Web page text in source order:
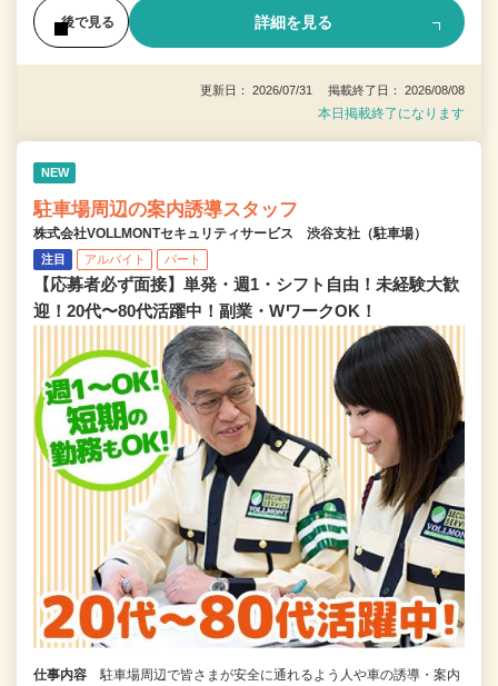
後で見る 詳細を見る
更新日： 2026/07/31 掲載終了日： 2026/08/08
本日掲載終了になります
NEW
駐車場周辺の案内誘導スタッフ
株式会社VOLLMONTセキュリティサービス 渋谷支社（駐車場）
注目 アルバイト パート
【応募者必ず面接】単発・週1・シフト自由！未経験大歓
迎！20代〜80代活躍中！副業・WワークOK！
仕事内容
駐車場周辺で皆さまが安全に通れるよう人や車の誘導・案内